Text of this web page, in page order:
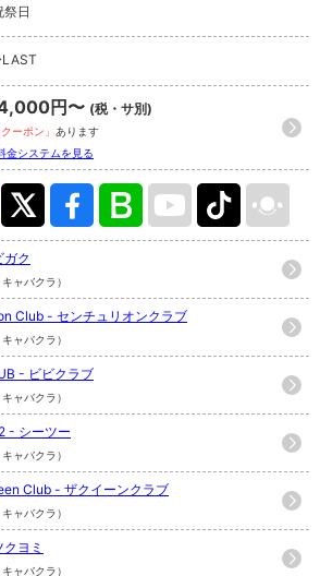
祭日
円〜 (税・サ別)
ーポン」 あります
金システムを見る
ク
キャバクラ）
Club - センチュリオンクラブ
キャバクラ）
- ビビクラブ
キャバクラ）
- シーツー
キャバクラ）
Club - ザクイーンクラブ
キャバクラ）
ヨミ
キャバクラ）